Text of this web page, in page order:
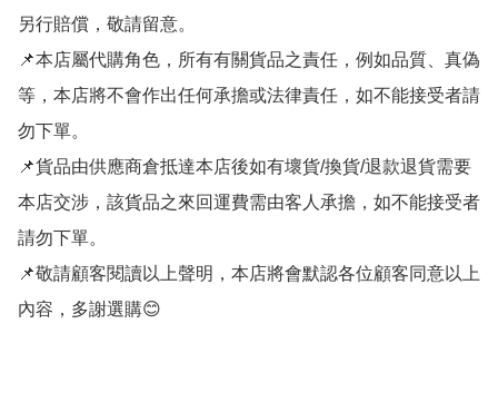
另行賠償，敬請留意。
📌本店屬代購角色，所有有關貨品之責任，例如品質、真偽
等，本店將不會作出任何承擔或法律責任，如不能接受者請
勿下單。
📌貨品由供應商倉抵達本店後如有壞貨/換貨/退款退貨需要
本店交涉，該貨品之來回運費需由客人承擔，如不能接受者
請勿下單。
📌敬請顧客閱讀以上聲明，本店將會默認各位顧客同意以上
內容，多謝選購😊